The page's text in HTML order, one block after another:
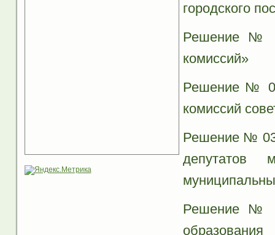
городского
Решение №
комиссий»
Решение №
комиссий
Решение № 03
депутатов
Решение №